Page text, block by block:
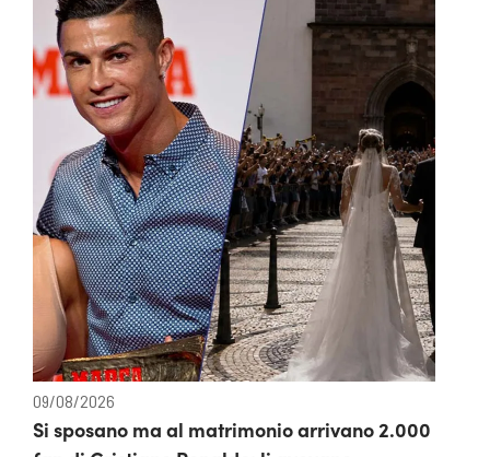
09/08/2026
Si sposano ma al matrimonio arrivano 2.000